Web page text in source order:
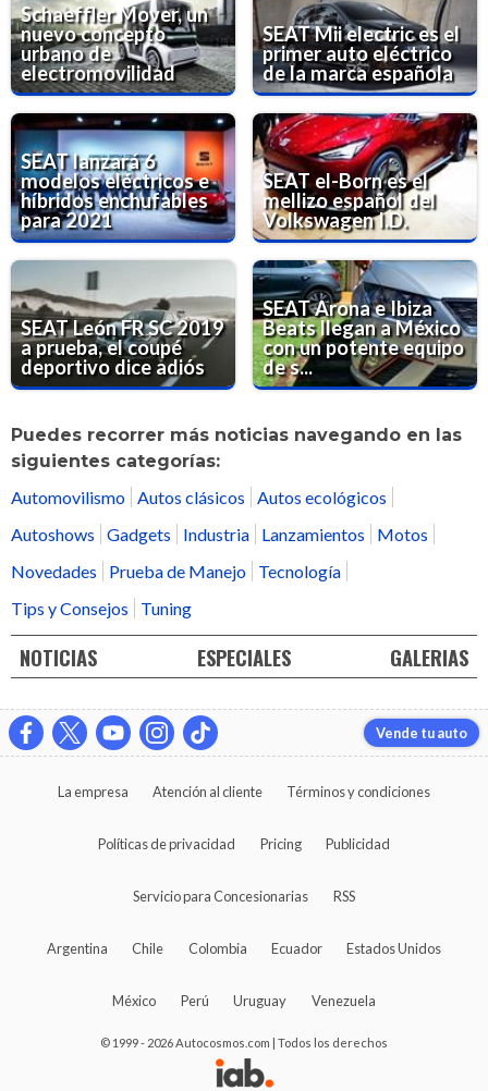
Schaeffler Mover, un
nuevo concepto
urbano de
electromovilidad
SEAT Mii electric es el
primer auto eléctrico
de la marca española
SEAT lanzará 6
modelos eléctricos e
híbridos enchufables
para 2021
SEAT el-Born es el
mellizo español del
Volkswagen I.D.
SEAT León FR SC 2019
a prueba, el coupé
deportivo dice adiós
SEAT Arona e Ibiza
Beats llegan a México
con un potente equipo
de s...
Puedes recorrer más noticias navegando en las
siguientes categorías:
Automovilismo Autos clásicos
Autos ecológicos
Autoshows
Gadgets Industria Lanzamientos
Motos
Novedades
Prueba de Manejo
Tecnología
Tips y Consejos
Tuning
NOTICIAS ESPECIALES GALERIAS
Vende tu auto
La empresa Atención al cliente Términos y condiciones
Políticas de privacidad Pricing Publicidad
Servicio para Concesionarias RSS
Argentina Chile Colombia Ecuador Estados Unidos
México Perú Uruguay Venezuela
© 1999 - 2026 Autocosmos.com | Todos los derechos